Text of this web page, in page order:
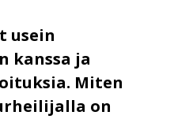
usein
kanssa ja
Miten
on